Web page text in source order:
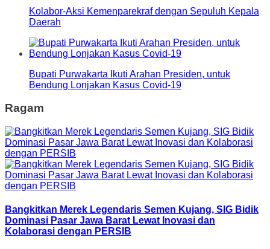
Kolabor-Aksi Kemenparekraf dengan Sepuluh Kepala
Daerah
Bupati Purwakarta Ikuti Arahan Presiden, untuk
Bendung Lonjakan Kasus Covid-19
Ragam
Bangkitkan Merek Legendaris Semen Kujang, SIG Bidik
Dominasi Pasar Jawa Barat Lewat Inovasi dan
Kolaborasi dengan PERSIB